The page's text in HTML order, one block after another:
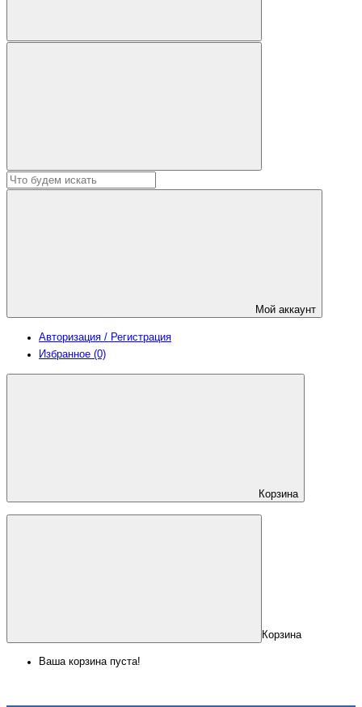
Мой аккаунт
Авторизация / Регистрация
Избранное (0)
Корзина
Корзина
Ваша корзина пуста!